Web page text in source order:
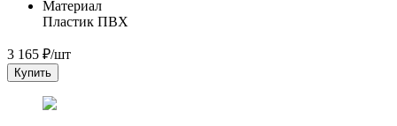
Материал
Пластик ПВХ
3 165 ₽/шт
Купить